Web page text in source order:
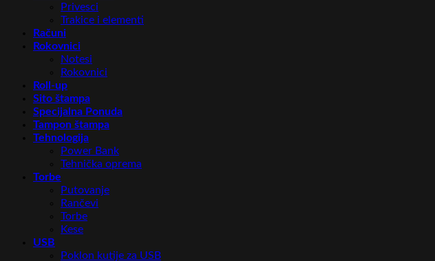
Privesci
Trakice i elementi
Računi
Rokovnici
Notesi
Rokovnici
Roll-up
Sito štampa
Specijalna Ponuda
Tampon štampa
Tehnologija
Power Bank
Tehnička oprema
Torbe
Putovanje
Rančevi
Torbe
Kese
USB
Poklon kutije za USB